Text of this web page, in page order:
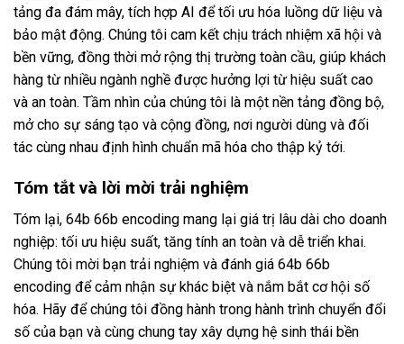
tảng đa đám mây, tích hợp AI để tối ưu hóa luồng dữ liệu và
bảo mật động. Chúng tôi cam kết chịu trách nhiệm xã hội và
bền vững, đồng thời mở rộng thị trường toàn cầu, giúp khách
hàng từ nhiều ngành nghề được hưởng lợi từ hiệu suất cao
và an toàn. Tầm nhìn của chúng tôi là một nền tảng đồng bộ,
mở cho sự sáng tạo và cộng đồng, nơi người dùng và đối
tác cùng nhau định hình chuẩn mã hóa cho thập kỷ tới.
Tóm tắt và lời mời trải nghiệm
Tóm lại, 64b 66b encoding mang lại giá trị lâu dài cho doanh
nghiệp: tối ưu hiệu suất, tăng tính an toàn và dễ triển khai.
Chúng tôi mời bạn trải nghiệm và đánh giá 64b 66b
encoding để cảm nhận sự khác biệt và nắm bắt cơ hội số
hóa. Hãy để chúng tôi đồng hành trong hành trình chuyển đổi
số của bạn và cùng chung tay xây dựng hệ sinh thái bền